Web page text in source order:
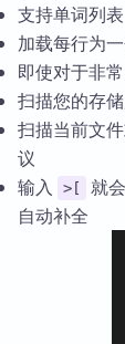
支持单词列表
加载每行为
即使对于非
扫描您的存
扫描当前文
议
输入
>[
就
自动补全